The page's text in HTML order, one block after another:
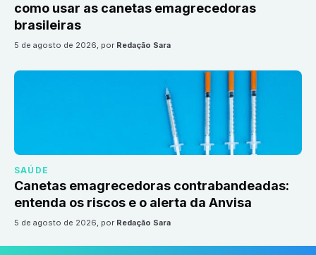
como usar as canetas emagrecedoras
brasileiras
5 de agosto de 2026, por Redação Sara
SAÚDE
Canetas emagrecedoras contrabandeadas:
entenda os riscos e o alerta da Anvisa
5 de agosto de 2026, por Redação Sara